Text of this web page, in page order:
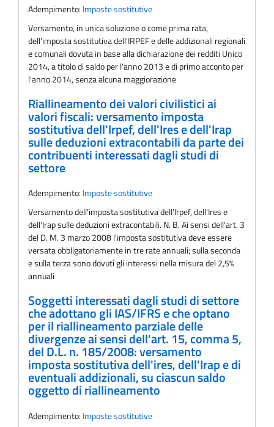
Adempimento: Imposte sostitutive
Versamento, in unica soluzione o come prima rata,
dell'imposta sostitutiva dell'IRPEF e delle addizionali regionali
e comunali dovuta in base alla dichiarazione dei redditi Unico
2014, a titolo di saldo per l'anno 2013 e di primo acconto per
l'anno 2014, senza alcuna maggiorazione
Riallineamento dei valori civilistici ai
valori fiscali: versamento imposta
sostitutiva dell'Irpef, dell'Ires e dell'Irap
sulle deduzioni extracontabili da parte dei
contribuenti interessati dagli studi di
settore
Adempimento: Imposte sostitutive
Versamento dell'imposta sostitutiva dell'Irpef, dell'Ires e
dell'Irap sulle deduzioni extracontabili. N. B. Ai sensi dell'art. 3
del D. M. 3 marzo 2008 l'imposta sostitutiva deve essere
versata obbligatoriamente in tre rate annuali; sulla seconda
e sulla terza sono dovuti gli interessi nella misura del 2,5%
annuali
Soggetti interessati dagli studi di settore
che adottano gli IAS/IFRS e che optano
per il riallineamento parziale delle
divergenze ai sensi dell'art. 15, comma 5,
del D.L. n. 185/2008: versamento
imposta sostitutiva dell'ires, dell'Irap e di
eventuali addizionali, su ciascun saldo
oggetto di riallineamento
Adempimento: Imposte sostitutive